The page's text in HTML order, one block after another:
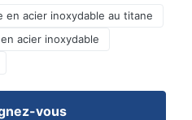
en acier inoxydable au titane
acier inoxydable
vous